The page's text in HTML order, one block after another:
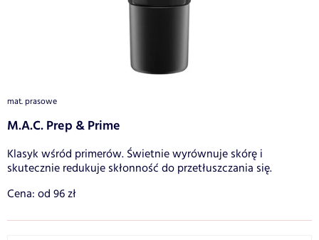
mat. prasowe
M.A.C. Prep & Prime
Klasyk wśród primerów. Świetnie wyrównuje skórę i
skutecznie redukuje skłonność do przetłuszczania się.
Cena: od 96 zł